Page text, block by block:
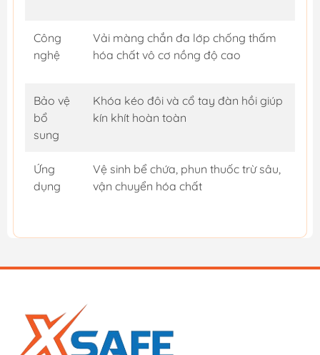
Công
nghệ
Vải màng chắn đa lớp chống thấm
hóa chất vô cơ nồng độ cao
Bảo vệ
bổ
sung
Khóa kéo đôi và cổ tay đàn hồi giúp
kín khít hoàn toàn
Ứng
dụng
Vệ sinh bể chứa, phun thuốc trừ sâu,
vận chuyển hóa chất